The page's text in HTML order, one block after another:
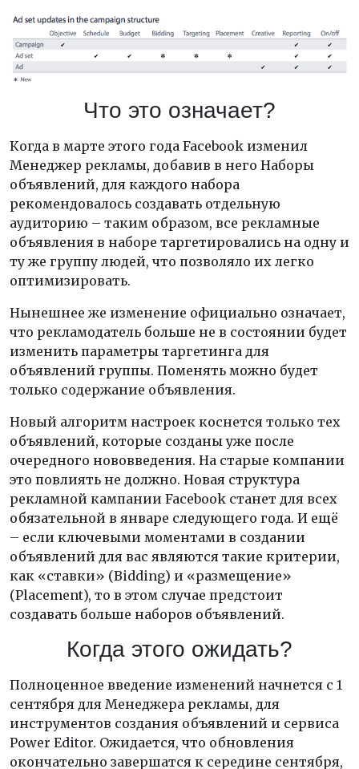
Что это означает?
Когда в марте этого года Facebook изменил
Менеджер рекламы, добавив в него Наборы
объявлений, для каждого набора
рекомендовалось создавать отдельную
аудиторию – таким образом, все рекламные
объявления в наборе таргетировались на одну и
ту же группу людей, что позволяло их легко
оптимизировать.
Нынешнее же изменение официально означает,
что рекламодатель больше не в состоянии будет
изменить параметры таргетинга для
объявлений группы. Поменять можно будет
только содержание объявления.
Новый алгоритм настроек коснется только тех
объявлений, которые созданы уже после
очередного нововведения. На старые компании
это повлиять не должно. Новая структура
рекламной кампании Facebook станет для всех
обязательной в январе следующего года. И ещё
– если ключевыми моментами в создании
объявлений для вас являются такие критерии,
как «ставки» (Bidding) и «размещение»
(Placement), то в этом случае предстоит
создавать больше наборов объявлений.
Когда этого ожидать?
Полноценное введение изменений начнется с 1
сентября для Менеджера рекламы, для
инструментов создания объявлений и сервиса
Power Editor. Ожидается, что обновления
окончательно завершатся к середине сентября,